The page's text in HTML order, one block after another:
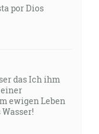
por Dios
das Ich ihm
ewigen Leben